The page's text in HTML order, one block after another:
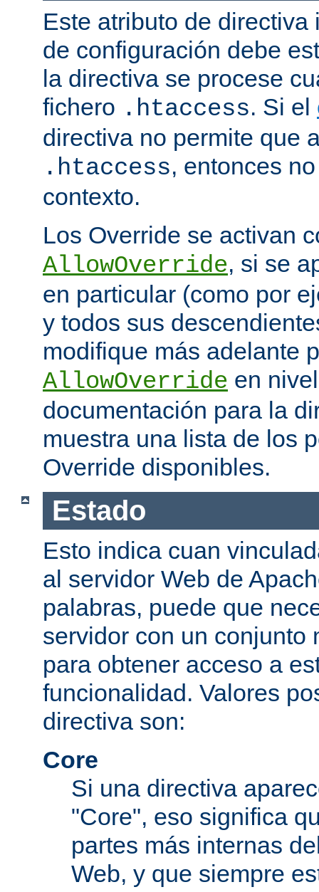
Este atributo de
de configuración debe
la directiva se procese
fichero .htaccess. Si el
directiva no permite que
.htaccess, entonces
contexto.
Los Override se activan
AllowOverride, si se
en particular (como por
y todos sus
modifique más adelante
AllowOverride en
documentación para la
muestra una lista de los
Override disponibles.
Estado
Esto indica cuan
al servidor Web de
palabras, puede que
servidor con un conjunto
para obtener acceso a
funcionalidad. Valores
directiva son:
Core
Si una directiva
"Core", eso significa
partes más internas
Web, y que siempre